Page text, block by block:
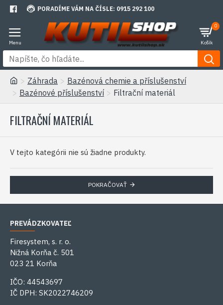
PORADÍME VÁM NA ČÍSLE: 0915 292 100
0
Záhrada
Bazénová chemie a příslušenství
Bazénové příslušenství
Filtrační materiál
FILTRAČNÍ MATERIÁL
V tejto kategórii nie sú žiadne produkty.
POKRAČOVAŤ
PREVÁDZKOVATEĽ
Firesystem, s. r. o.
Nižná Korňa č. 501
023 21 Korňa
IČO: 44543697
IČ DPH: SK2022746209